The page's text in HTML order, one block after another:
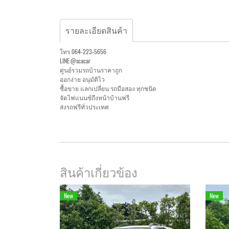
รายละเอียดสินค้า
โทร 064-223-5656
LINE:@scacar
ศูนย์รวมรถบ้านราคาถูก
ออกง่าย อนุมัติไว
ซื้อขาย แลกเปลี่ยน รถมือสอง ทุกชนิด
จัดไฟแนนซ์ถึงหน้าบ้านฟรี
ส่งรถฟรีทั่วประเทศ
สินค้าเกี่ยวข้อง
New New